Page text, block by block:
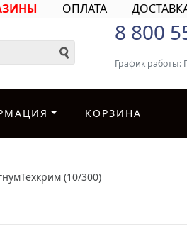
ОПЛАТА
8 800
График работы:
КОРЗИНА
(10/300)